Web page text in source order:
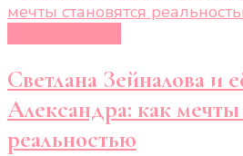
Светлана Зейналова и
Александра: как мечты
реальностью